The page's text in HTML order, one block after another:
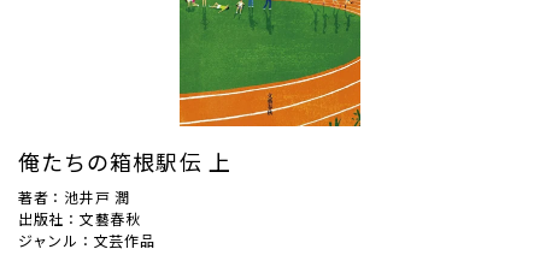
俺たちの箱根駅伝 上
著者：池井戸 潤
出版社：文藝春秋
ジャンル：文芸作品